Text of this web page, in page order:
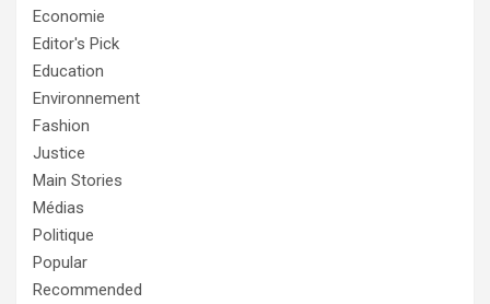
Economie
Editor's Pick
Education
Environnement
Fashion
Justice
Main Stories
Médias
Politique
Popular
Recommended